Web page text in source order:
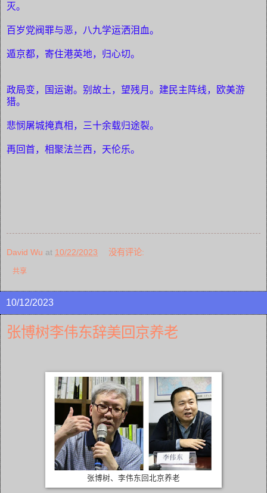
灭。
百岁党阀罪与恶，八九学运洒泪血。
遁京都，寄住港英地，归心切。
政局变，国运谢。别故土，望残月。建民主阵线，欧美游
猎。
悲悯屠城掩真相，三十余载归途裂。
再回首，相聚法兰西，天伦乐。
David Wu at 10/22/2023 没有评论:
共享
10/12/2023
张博树李伟东辞美回京养老
张博树、李伟东回北京养老